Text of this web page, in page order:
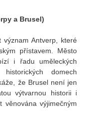
a Brusel)
Antverp, které
přístavem. Město
i řadu uměleckých
domech
že Brusel není jen
výtvarnou historii i
věnována výjimečným